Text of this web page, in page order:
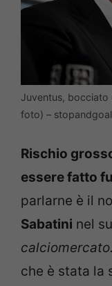
Juventus, bocciato
foto) –
Rischio
essere fatto
parlarne è il
Sabatini nel
che è stata la